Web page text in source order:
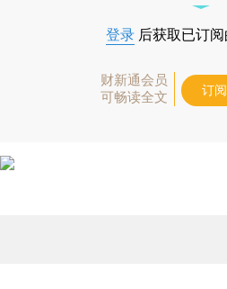
登录 后获取已订
财新通会员
可畅读全文
订